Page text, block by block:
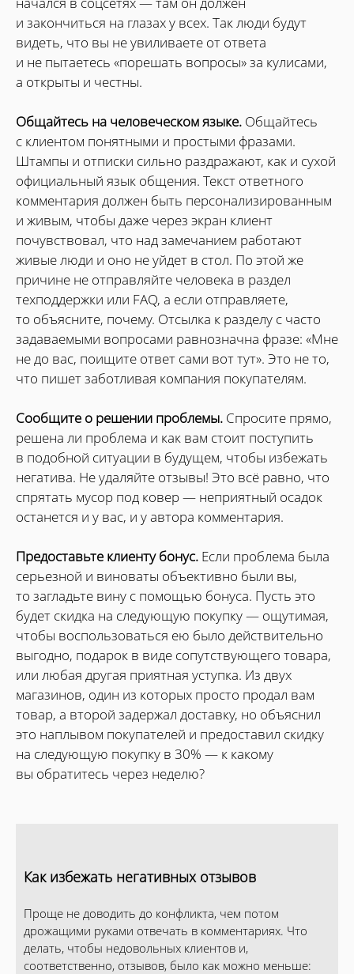
и закончиться на глазах у всех. Так люди будут
видеть, что вы не увиливаете от ответа
и не пытаетесь «порешать вопросы» за кулисами,
а открыты и честны.
Общайтесь на человеческом языке. Общайтесь
с клиентом понятными и простыми фразами.
Штампы и отписки сильно раздражают, как и сухой
официальный язык общения. Текст ответного
комментария должен быть персонализированным
и живым, чтобы даже через экран клиент
почувствовал, что над замечанием работают
живые люди и оно не уйдет в стол. По этой же
причине не отправляйте человека в раздел
техподдержки или FAQ, а если отправляете,
то объясните, почему. Отсылка к разделу с часто
задаваемыми вопросами равнозначна фразе: «Мне
не до вас, поищите ответ сами вот тут». Это не то,
что пишет заботливая компания покупателям.
Сообщите о решении проблемы. Спросите прямо,
решена ли проблема и как вам стоит поступить
в подобной ситуации в будущем, чтобы избежать
негатива. Не удаляйте отзывы! Это всё равно, что
спрятать мусор под ковер — неприятный осадок
останется и у вас, и у автора комментария.
Предоставьте клиенту бонус. Если проблема была
серьезной и виноваты объективно были вы,
то загладьте вину с помощью бонуса. Пусть это
будет скидка на следующую покупку — ощутимая,
чтобы воспользоваться ею было действительно
выгодно, подарок в виде сопутствующего товара,
или любая другая приятная уступка. Из двух
магазинов, один из которых просто продал вам
товар, а второй задержал доставку, но объяснил
это наплывом покупателей и предоставил скидку
на следующую покупку в 30% — к какому
вы обратитесь через неделю?
Как избежать негативных отзывов
Проще не доводить до конфликта, чем потом
дрожащими руками отвечать в комментариях. Что
делать, чтобы недовольных клиентов и,
соответственно, отзывов, было как можно меньше: